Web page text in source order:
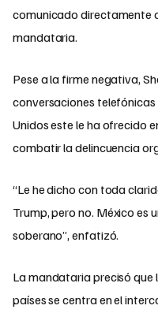
comunicado directamente
mandataria.
Pese a la firme negativa,
conversaciones
Unidos este le ha ofrecido
combatir la delincuencia
“Le he dicho con toda
Trump, pero no. México es
soberano”, enfatizó.
La mandataria precisó
países se centra en el